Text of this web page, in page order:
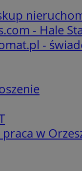
- Hale
-
w